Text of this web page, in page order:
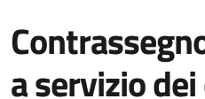
a servizio